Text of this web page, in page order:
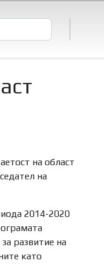
на област
на
2014-2020
развитие на
като